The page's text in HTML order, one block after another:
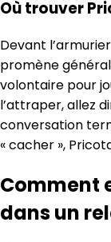
Où trouver
Devant
promène
volontaire pour
l’attraper, allez
conversation
« cacher »,
Comment
dans un